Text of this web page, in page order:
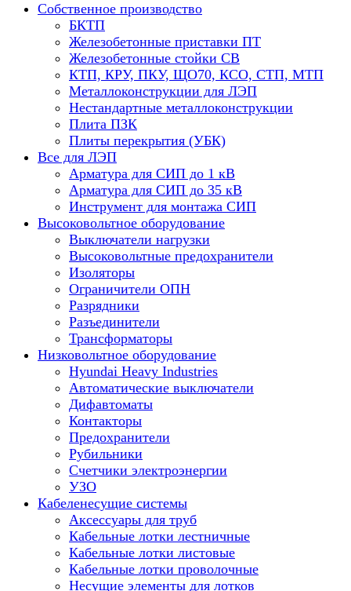
Собственное производство
БКТП
Железобетонные приставки ПТ
Железобетонные стойки СВ
КТП, КРУ, ПКУ, ЩО70, КСО, СТП, МТП
Металлоконструкции для ЛЭП
Нестандартные металлоконструкции
Плита ПЗК
Плиты перекрытия (УБК)
Все для ЛЭП
Арматура для СИП до 1 кВ
Арматура для СИП до 35 кВ
Инструмент для монтажа СИП
Высоковольтное оборудование
Выключатели нагрузки
Высоковольтные предохранители
Изоляторы
Ограничители ОПН
Разрядники
Разъединители
Трансформаторы
Низковольтное оборудование
Hyundai Heavy Industries
Автоматические выключатели
Дифавтоматы
Контакторы
Предохранители
Рубильники
Счетчики электроэнергии
УЗО
Кабеленесущие системы
Аксессуары для труб
Кабельные лотки лестничные
Кабельные лотки листовые
Кабельные лотки проволочные
Несущие элементы для лотков